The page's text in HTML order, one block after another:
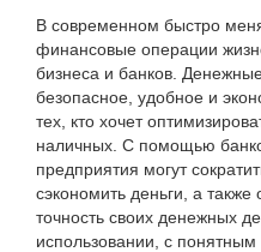
В современном быстро
финансовые операции
бизнеса и банков.
безопасное, удобное и
тех, кто хочет
наличных. С помощью
предприятия могут
сэкономить деньги, а также
точность своих денежных
использовании, с